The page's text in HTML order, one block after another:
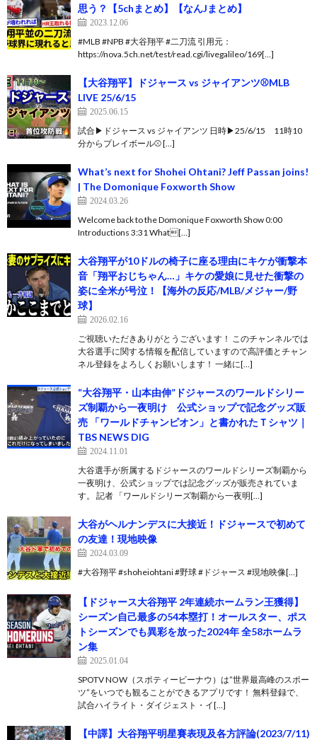
思う？【5chまとめ】【なんJまとめ】
2023.12.06
#MLB #NPB #大谷翔平 #二刀流 引用元：
https://nova.5ch.net/test/read.cgi/livegalileo/169[…]
【大谷翔平】ドジャース vs ジャイアンツ⚾MLB
LIVE 25/6/15
2025.06.15
試合▶ドジャース vs ジャイアンツ 日時▶25/6/15 11時10
分からプレイボール⚾️ […]
What’s next for Shohei Ohtani? Jeff Passan joins!
| The Domonique Foxworth Show
2024.03.26
Welcome back to the Domonique Foxworth Show 0:00
Introductions 3:31 What[…]
大谷翔平が10ドルの椅子に座る理由にキケが衝撃本
音「翔平おじちゃん…」キケの愛娘に見せた衝撃の
姿に全米が号泣！【海外の反応/MLB/メジャー/野
球】
2026.02.16
ご視聴いただきありがとうございます！ このチャンネルでは
大谷選手に関する情報を配信していますので高評価とチャン
ネル登録をよろしくお願いします！ 一緒に[…]
“大谷翔平・山本由伸”ドジャースのワールドシリー
ズ制覇から一夜明け 公式ショップで記念グッズ販
売 「ワールドチャンピオン」と書かれたＴシャツ｜
TBS NEWS DIG
2024.11.01
大谷選手が所属するドジャースのワールドシリーズ制覇から
一夜明け、公式ショップでは記念グッズが販売されていま
す。 記者 「ワールドシリーズ制覇から一夜明[…]
大谷がヘルナンデスに大接近！ドジャースで初めて
の友達！現地映像
2024.03.09
#大谷翔平 #shoheiohtani #野球 #ドジャース #現地映像[…]
【ドジャース大谷翔平 2年連続ホームラン王獲得】
シーズン自己最多の54本塁打！オールスター、ポス
トシーズンでも異彩を放った2024年 全58ホームラ
ン集
2025.01.04
SPOTV NOW（スポティービーナウ）は”世界最高峰のスポー
ツ”をいつでも観ることができるアプリです！ 無料登録で、
試合ハイライト・ダイジェスト・イ[…]
【中譯】大谷翔平明星賽表現及各方評論(2023/7/11)